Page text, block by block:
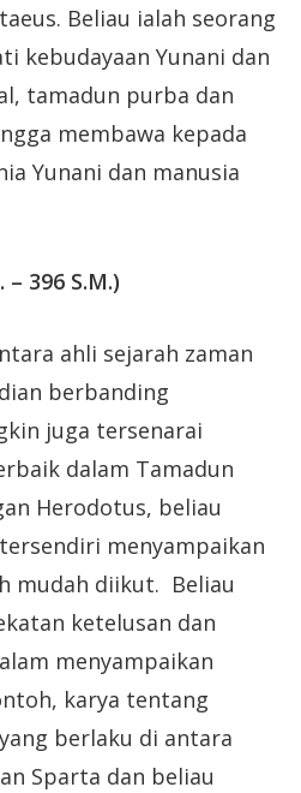
Beliau ialah seorang
kebudayaan Yunani dan
tamadun purba dan
membawa kepada
Yunani dan manusia
396 S.M.)
ahli sejarah zaman
berbanding
juga tersenarai
dalam Tamadun
Herodotus, beliau
menyampaikan
mudah diikut. Beliau
ketelusan dan
menyampaikan
karya tentang
berlaku di antara
Sparta dan beliau